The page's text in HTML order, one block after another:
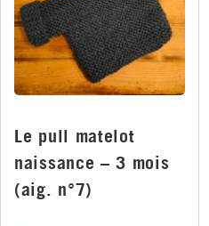
Le pull matelot
naissance – 3 mois
(aig. n°7)